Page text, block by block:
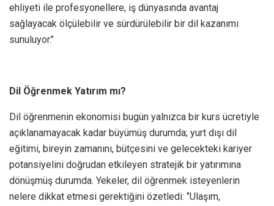
ehliyeti ile profesyonellere, iş dünyasında avantaj
sağlayacak ölçülebilir ve sürdürülebilir bir dil kazanımı
sunuluyor.’’
Dil Öğrenmek Yatırım mı?
Dil öğrenmenin ekonomisi bugün yalnızca bir kurs ücretiyle
açıklanamayacak kadar büyümüş durumda; yurt dışı dil
eğitimi, bireyin zamanını, bütçesini ve gelecekteki kariyer
potansiyelini doğrudan etkileyen stratejik bir yatırımına
dönüşmüş durumda. Yekeler, dil öğrenmek isteyenlerin
nelere dikkat etmesi gerektiğini özetledi: ‘’Ulaşım,